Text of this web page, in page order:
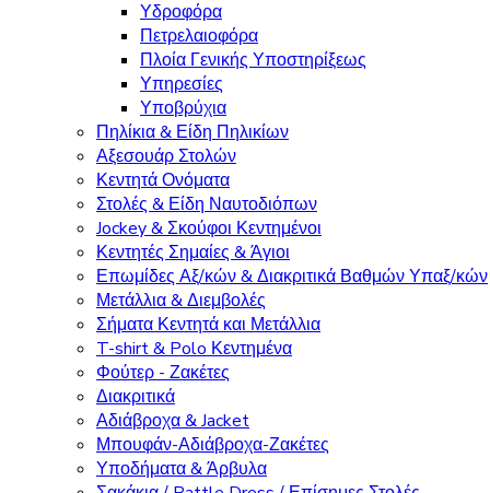
Υδροφόρα
Πετρελαιοφόρα
Πλοία Γενικής Υποστηρίξεως
Υπηρεσίες
Υποβρύχια
Πηλίκια & Είδη Πηλικίων
Αξεσουάρ Στολών
Κεντητά Ονόματα
Στολές & Είδη Ναυτοδιόπων
Jockey & Σκούφοι Κεντημένοι
Κεντητές Σημαίες & Άγιοι
Επωμίδες Αξ/κών & Διακριτικά Βαθμών Υπαξ/κών
Μετάλλια & Διεμβολές
Σήματα Κεντητά και Μετάλλια
T-shirt & Polo Κεντημένα
Φούτερ - Ζακέτες
Διακριτικά
Αδιάβροχα & Jacket
Μπουφάν-Αδιάβροχα-Ζακέτες
Υποδήματα & Άρβυλα